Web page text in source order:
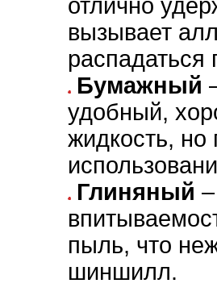
отлично
вызывает
распадаться
Бумажный
удобный,
жидкость, но
Глиняный
пыль, что
шиншилл.